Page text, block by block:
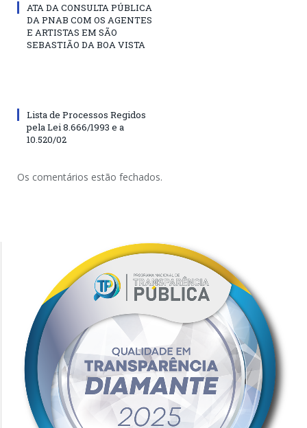
ATA DA CONSULTA PÚBLICA
DA PNAB COM OS AGENTES
E ARTISTAS EM SÃO
SEBASTIÃO DA BOA VISTA
Lista de Processos Regidos
pela Lei 8.666/1993 e a
10.520/02
Os comentários estão fechados.